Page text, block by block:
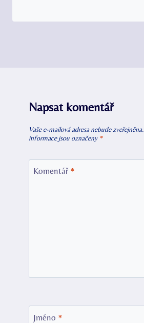
Napsat komentář
Vaše e-mailová adresa nebude zveřejněna.
informace jsou označeny *
Komentář *
Jméno *